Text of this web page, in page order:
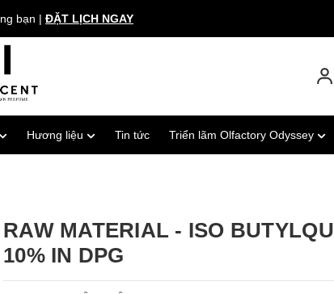
bạn | ĐẶT LỊCH NGAY
Hương liệu Tin tức Triển lãm Olfactory Odyssey
RAW MATERIAL - ISO
10% IN DPG